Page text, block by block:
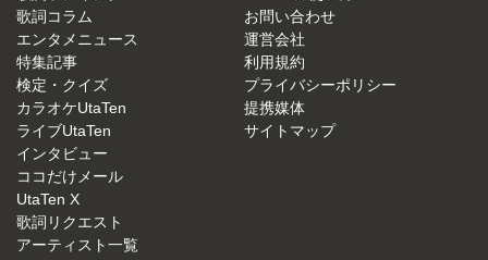
歌詞コラム
エンタメニュース
特集記事
検定・クイズ
カラオケUtaTen
ライブUtaTen
インタビュー
ココだけメール
UtaTen X
歌詞リクエスト
アーティスト一覧
お問い合わせ
運営会社
利用規約
プライバシーポリシー
提携媒体
サイトマップ